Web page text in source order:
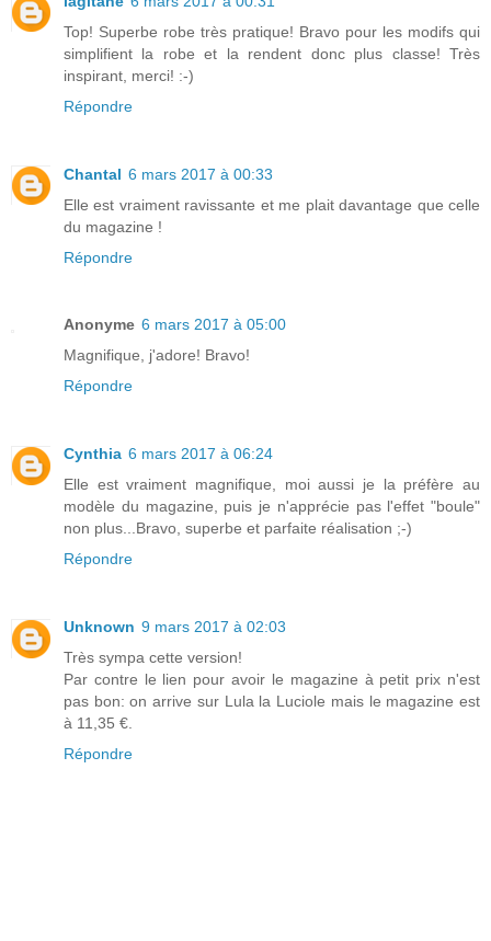
Top! Superbe robe très pratique! Bravo pour les modifs qui
simplifient la robe et la rendent donc plus classe! Très
inspirant, merci! :-)
Répondre
Chantal 6 mars 2017 à 00:33
Elle est vraiment ravissante et me plait davantage que celle
du magazine !
Répondre
Anonyme 6 mars 2017 à 05:00
Magnifique, j'adore! Bravo!
Répondre
Cynthia 6 mars 2017 à 06:24
Elle est vraiment magnifique, moi aussi je la préfère au
modèle du magazine, puis je n'apprécie pas l'effet "boule"
non plus...Bravo, superbe et parfaite réalisation ;-)
Répondre
Unknown 9 mars 2017 à 02:03
Très sympa cette version!
Par contre le lien pour avoir le magazine à petit prix n'est
pas bon: on arrive sur Lula la Luciole mais le magazine est
à 11,35 €.
Répondre